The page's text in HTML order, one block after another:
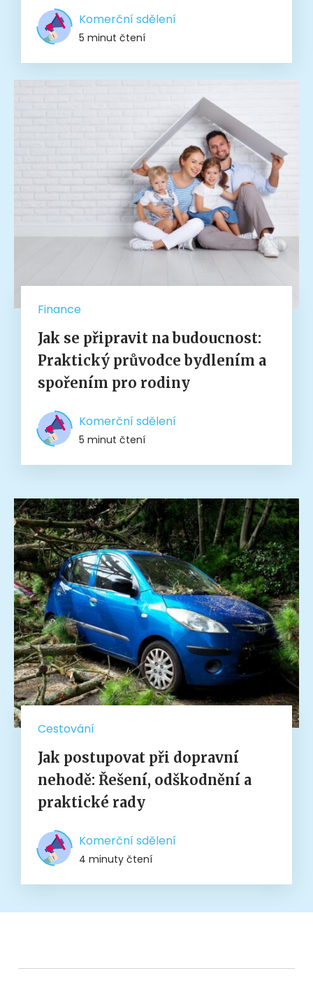
Komerční sdělení
5 minut čtení
Finance
Jak se připravit na budoucnost:
Praktický průvodce bydlením a
spořením pro rodiny
Komerční sdělení
5 minut čtení
Cestování
Jak postupovat při dopravní
nehodě: Řešení, odškodnění a
praktické rady
Komerční sdělení
4 minuty čtení